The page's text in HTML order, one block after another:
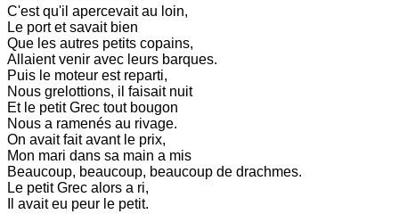
C'est qu'il apercevait au loin,
Le port et savait bien
Que les autres petits copains,
Allaient venir avec leurs barques.
Puis le moteur est reparti,
Nous grelottions, il faisait nuit
Et le petit Grec tout bougon
Nous a ramenés au rivage.
On avait fait avant le prix,
Mon mari dans sa main a mis
Beaucoup, beaucoup, beaucoup de drachmes.
Le petit Grec alors a ri,
Il avait eu peur le petit.